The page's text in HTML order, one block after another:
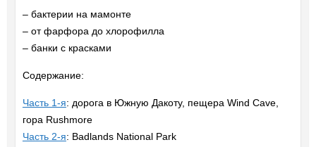
– бактерии на мамонте
– от фарфора до хлорофилла
– банки с красками
Содержание:
Часть 1-я: дорога в Южную Дакоту, пещера Wind Cave,
гора Rushmore
Часть 2-я: Badlands National Park